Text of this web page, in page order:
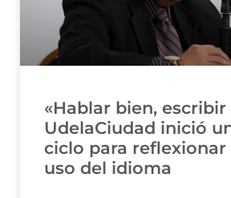
«Hablar bien, escribir
UdelaCiudad inició
ciclo para reflexionar
uso del idioma